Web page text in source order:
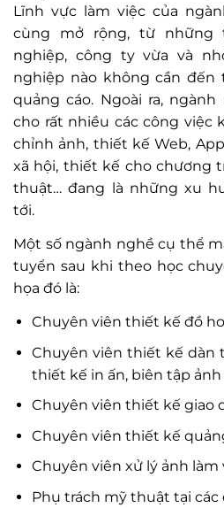
Lĩnh vực làm việc của
cùng mở rộng, từ những
nghiệp, công ty vừa và
nghiệp nào không cần
quảng cáo. Ngoài ra,
cho rất nhiều các công việc
chỉnh ảnh, thiết kế Web,
xã hội, thiết kế cho chương
thuật… đang là những xu
tới.
Một số ngành nghề cụ thể
tuyển sau khi theo học
họa đó là:
Chuyên viên thiết kế đồ
Chuyên viên thiết kế dàn
thiết kế in ấn, biên tập ảnh
Chuyên viên thiết kế giao
Chuyên viên thiết kế
Chuyên viên xử lý ảnh làm
Phụ trách mỹ thuật tại các